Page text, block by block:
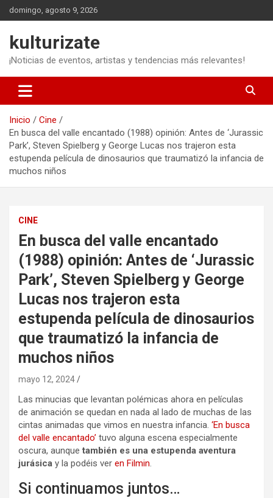
Saltar
al
domingo, agosto 9, 2026
kulturizate
¡Noticias de eventos, artistas y tendencias más relevantes!
Inicio
Cine
En busca del valle encantado (1988) opinión: Antes de ‘Jurassic
Park’, Steven Spielberg y George Lucas nos trajeron esta
estupenda película de dinosaurios que traumatizó la infancia de
muchos niños
CINE
En busca del valle encantado
(1988) opinión: Antes de ‘Jurassic
Park’, Steven Spielberg y George
Lucas nos trajeron esta
estupenda película de dinosaurios
que traumatizó la infancia de
muchos niños
mayo 12, 2024
Las minucias que levantan polémicas ahora en películas
de animación se quedan en nada al lado de muchas de las
cintas animadas que vimos en nuestra infancia. ‘En busca
del valle encantado’ tuvo alguna escena especialmente
oscura, aunquetambién es una estupenda aventura
jurásica y la podéis ver en Filmin.
Si continuamos juntos…